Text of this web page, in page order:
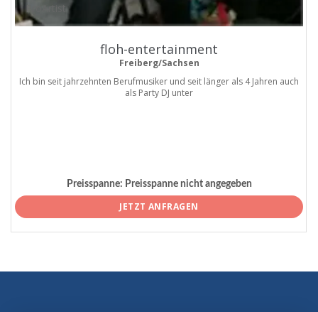
ProArtist
floh-entertainment
Freiberg/Sachsen
Ich bin seit jahrzehnten Berufmusiker und seit länger als 4 Jahren auch
als Party DJ unter
Preisspanne: Preisspanne nicht angegeben
JETZT ANFRAGEN